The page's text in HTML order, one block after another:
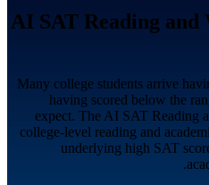
AI SAT Reading
Many college students arrive
having scored below the
expect. The AI SAT Reading
college-level reading and
underlying high SAT